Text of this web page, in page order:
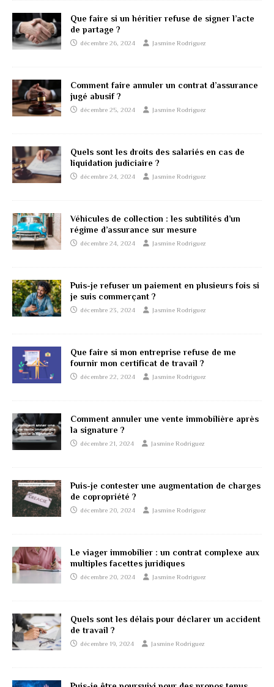
Que faire si un héritier refuse de signer l’acte
de partage ?
décembre 26, 2024 Jasmine Rodriguez
Comment faire annuler un contrat d’assurance
jugé abusif ?
décembre 25, 2024 Jasmine Rodriguez
Quels sont les droits des salariés en cas de
liquidation judiciaire ?
décembre 24, 2024 Jasmine Rodriguez
Véhicules de collection : les subtilités d’un
régime d’assurance sur mesure
décembre 24, 2024 Jasmine Rodriguez
Puis-je refuser un paiement en plusieurs fois si
je suis commerçant ?
décembre 23, 2024 Jasmine Rodriguez
Que faire si mon entreprise refuse de me
fournir mon certificat de travail ?
décembre 22, 2024 Jasmine Rodriguez
Comment annuler une vente immobilière après
la signature ?
décembre 21, 2024 Jasmine Rodriguez
Puis-je contester une augmentation de charges
de copropriété ?
décembre 20, 2024 Jasmine Rodriguez
Le viager immobilier : un contrat complexe aux
multiples facettes juridiques
décembre 20, 2024 Jasmine Rodriguez
Quels sont les délais pour déclarer un accident
de travail ?
décembre 19, 2024 Jasmine Rodriguez